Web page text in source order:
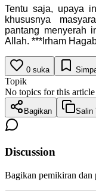
Tentu saja, upaya
khususnya
pantang menyerah
Allah. ***Irham
0 suka
Topik
No topics for this article
Bagikan Salin
Discussion
Bagikan pemikiran dan